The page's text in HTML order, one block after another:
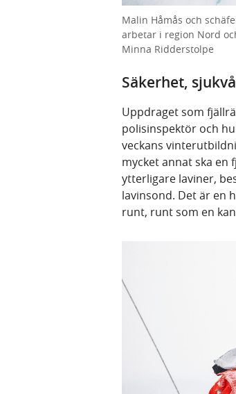
Malin Håmås och
arbetar i region Nord
Minna Ridderstolpe
Säkerhet,
Uppdraget som
polisinspektör och
veckans
mycket annat ska
ytterligare laviner,
lavinsond. Det är en
runt, runt som en